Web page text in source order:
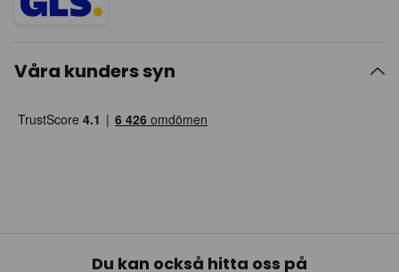
Våra kunders syn
Du kan också hitta oss på